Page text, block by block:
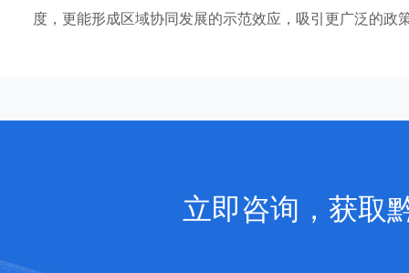
度，更能形成区域协同发展的示范效应，吸引更广泛的
立即咨询，获取